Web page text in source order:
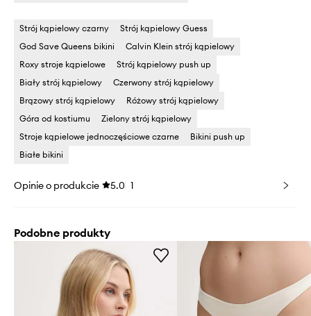
Strój kąpielowy czarny
Strój kąpielowy Guess
God Save Queens bikini
Calvin Klein strój kąpielowy
Roxy stroje kąpielowe
Strój kąpielowy push up
Biały strój kąpielowy
Czerwony strój kąpielowy
Brązowy strój kąpielowy
Różowy strój kąpielowy
Góra od kostiumu
Zielony strój kąpielowy
Stroje kąpielowe jednoczęściowe czarne
Bikini push up
Białe bikini
Opinie o produkcie 5.0 1
Podobne produkty